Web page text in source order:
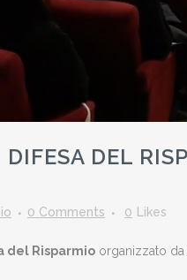
DEL
0 Comments 0 Likes
del Risparmio organizzato da